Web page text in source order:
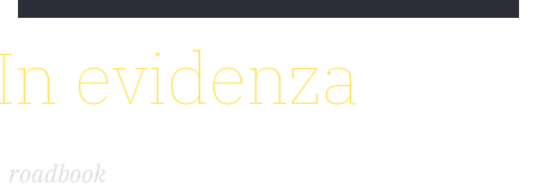
evidenza
roadbook